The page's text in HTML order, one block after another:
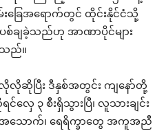
းခြေအရောက်တွင် ထိုင်းနိုင်ငံသို့
စ်ချခဲ့သည်ဟု အာဏာပိုင်များ
သည်။
ဆိုပြီး ဒီနှစ်အတွင်း ကျနော်တို့
၃ စီးရှိသွားပြီ၊ လူသားချင်း
အသောက်၊ ရေရိက္ခာတွေ အကူအညီ